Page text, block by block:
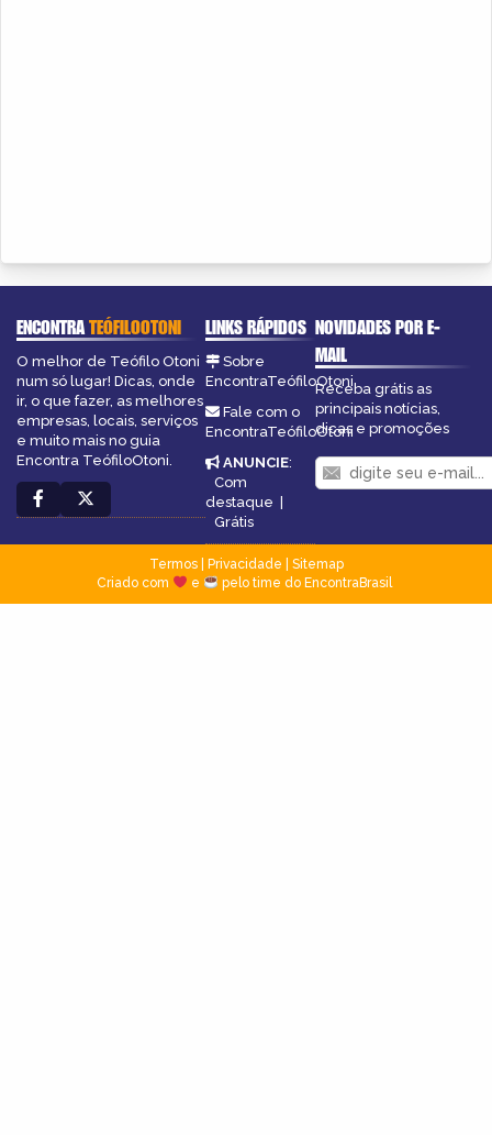
ENCONTRATEÓFILOOTONI
O melhor de Teófilo Otoni
num só lugar! Dicas, onde
ir, o que fazer, as melhores
empresas, locais, serviços
e muito mais no guia
Encontra TeófiloOtoni.
LINKS RÁPIDOS
Sobre
EncontraTeófiloOtoni
Fale com o
EncontraTeófiloOtoni
ANUNCIE:
Com
destaque
Grátis
NOVIDADES POR E-
MAIL
Receba grátis as
principais notícias,
dicas e promoções
Termos| Privacidade
Sitemap
Criado com
e pelo time do EncontraBrasil